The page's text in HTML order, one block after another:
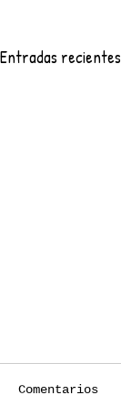
Entradas recientes
Comentarios